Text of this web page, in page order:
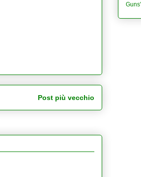
Post più vecchio